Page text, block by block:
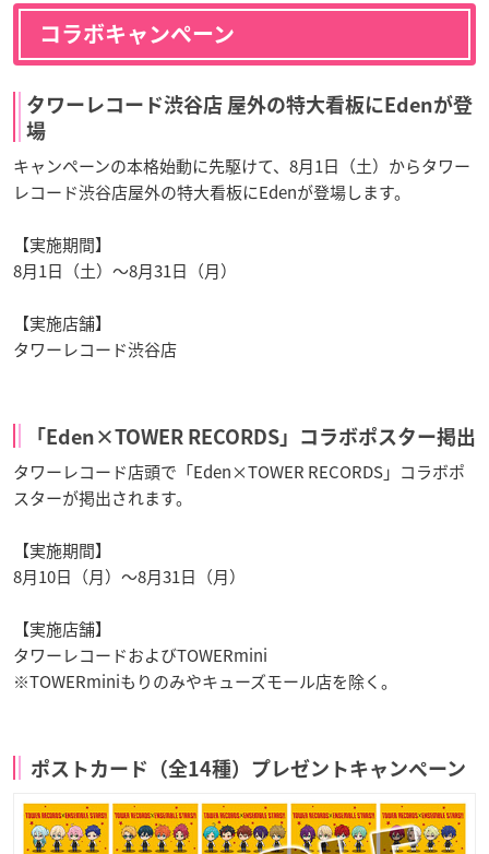
コラボキャンペーン
タワーレコード渋谷店 屋外の特大看板にEdenが登
場
キャンペーンの本格始動に先駆けて、8月1日（土）からタワー
レコード渋谷店屋外の特大看板にEdenが登場します。
【実施期間】
8月1日（土）～8月31日（月）
【実施店舗】
タワーレコード渋谷店
「Eden×TOWER RECORDS」コラボポスター掲出
タワーレコード店頭で「Eden×TOWER RECORDS」コラボポ
スターが掲出されます。
【実施期間】
8月10日（月）～8月31日（月）
【実施店舗】
タワーレコードおよびTOWERmini
※TOWERminiもりのみやキューズモール店を除く。
ポストカード（全14種）プレゼントキャンペーン